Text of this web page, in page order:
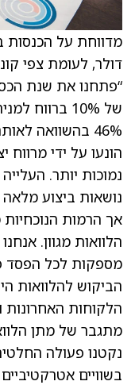
של 10%
46% בהשוואה
הונעו על ידי מרווח
נמוכות יותר.
נושאות ביצוע
אך הרמות
הלוואות מגוון.
מספקות לכל הפסד
הביקוש להלוואות
הלקוחות האחרונות
מתגבר של מתן
נקטנו פעולה